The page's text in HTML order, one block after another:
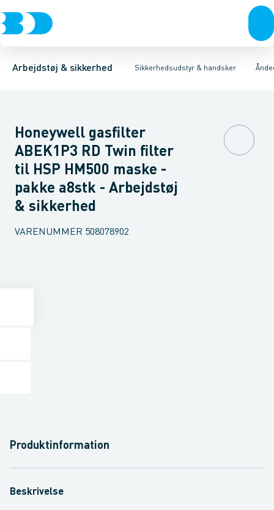
Arbejdstøj & sikkerhed Sikkerhedsudstyr & handsker
Trøjer & t-shirtsBukser Overtøj & huerUndertøj & sokker Sko
Hovedværn ØjenværnHøreværnÅndedrætsværnFørstehjælps
Engangsmasker med ventil HalvmaskerFiltre til halvmasker
Honeywell gasfilter
ABEK1P3 RD Twin filter
til HSP HM500 maske -
pakke a8stk - Arbejdstøj
& sikkerhed
VARENUMMER 508078902
Produktinformation
Beskrivelse